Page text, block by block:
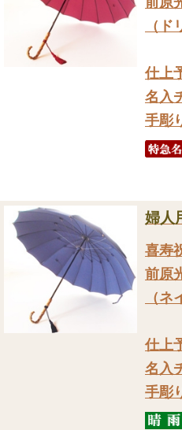
（ド
仕上
名入
手彫
婦人
喜寿
前原
（ネ
仕上
名入
手彫